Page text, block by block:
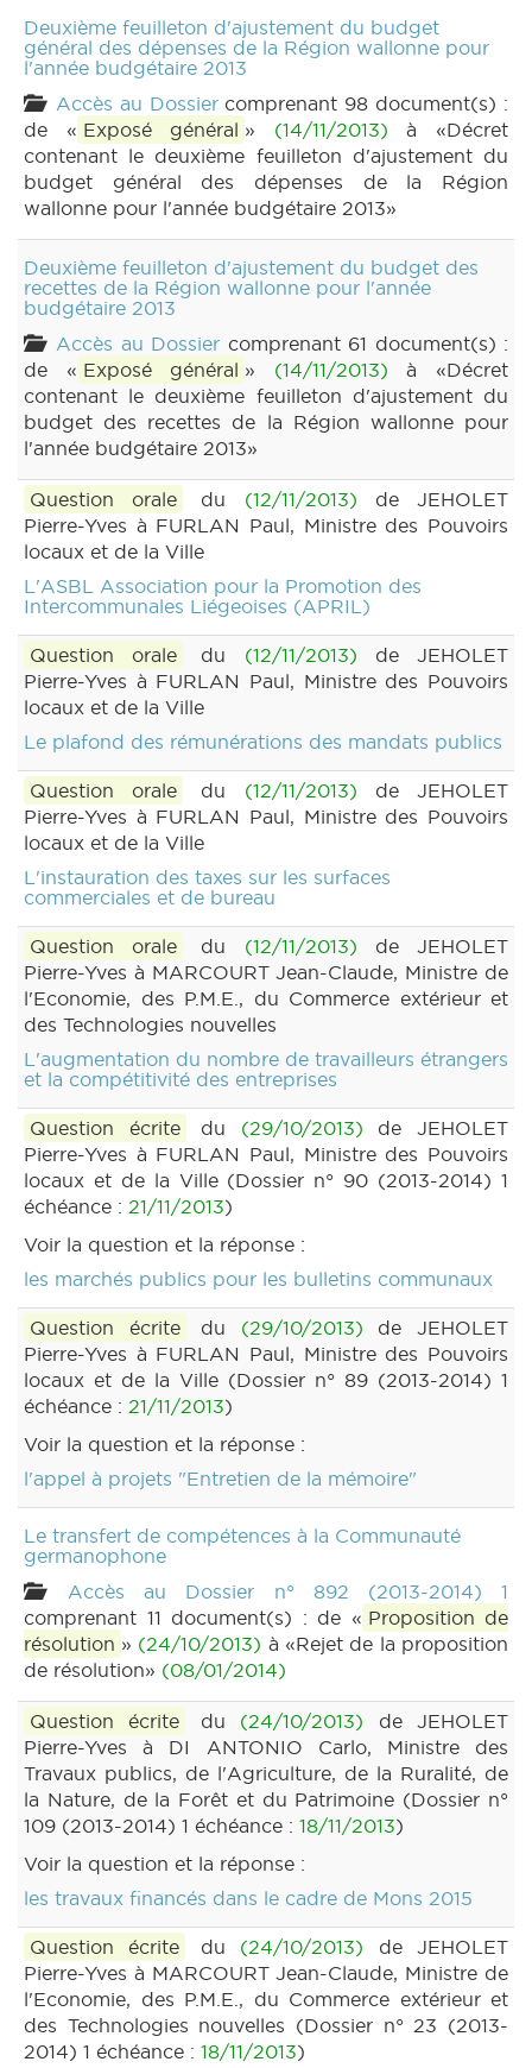
Deuxième feuilleton d'ajustement du budget
général des dépenses de la Région wallonne pour
l'année budgétaire 2013
Accès au Dossier comprenant 98 document(s) :
de « Exposé général » (14/11/2013) à «Décret
contenant le deuxième feuilleton d'ajustement du
budget général des dépenses de la Région
wallonne pour l'année budgétaire 2013»
Deuxième feuilleton d'ajustement du budget des
recettes de la Région wallonne pour l'année
budgétaire 2013
Accès au Dossier comprenant 61 document(s) :
de « Exposé général » (14/11/2013) à «Décret
contenant le deuxième feuilleton d'ajustement du
budget des recettes de la Région wallonne pour
l'année budgétaire 2013»
Question orale du (12/11/2013) de JEHOLET
Pierre-Yves à FURLAN Paul, Ministre des Pouvoirs
locaux et de la Ville
L'ASBL Association pour la Promotion des
Intercommunales Liégeoises (APRIL)
Question orale du (12/11/2013) de JEHOLET
Pierre-Yves à FURLAN Paul, Ministre des Pouvoirs
locaux et de la Ville
Le plafond des rémunérations des mandats publics
Question orale du (12/11/2013) de JEHOLET
Pierre-Yves à FURLAN Paul, Ministre des Pouvoirs
locaux et de la Ville
L'instauration des taxes sur les surfaces
commerciales et de bureau
Question orale du (12/11/2013) de JEHOLET
Pierre-Yves à MARCOURT Jean-Claude, Ministre de
l'Economie, des P.M.E., du Commerce extérieur et
des Technologies nouvelles
L'augmentation du nombre de travailleurs étrangers
et la compétitivité des entreprises
Question écrite du (29/10/2013) de JEHOLET
Pierre-Yves à FURLAN Paul, Ministre des Pouvoirs
locaux et de la Ville (Dossier n° 90 (2013-2014) 1
échéance : 21/11/2013)
Voir la question et la réponse :
les marchés publics pour les bulletins communaux
Question écrite du (29/10/2013) de JEHOLET
Pierre-Yves à FURLAN Paul, Ministre des Pouvoirs
locaux et de la Ville (Dossier n° 89 (2013-2014) 1
échéance : 21/11/2013)
Voir la question et la réponse :
l'appel à projets "Entretien de la mémoire"
Le transfert de compétences à la Communauté
germanophone
Accès au Dossier n° 892 (2013-2014) 1
comprenant 11 document(s) : de « Proposition de
résolution » (24/10/2013) à «Rejet de la proposition
de résolution» (08/01/2014)
Question écrite du (24/10/2013) de JEHOLET
Pierre-Yves à DI ANTONIO Carlo, Ministre des
Travaux publics, de l'Agriculture, de la Ruralité, de
la Nature, de la Forêt et du Patrimoine (Dossier n°
109 (2013-2014) 1 échéance : 18/11/2013)
Voir la question et la réponse :
les travaux financés dans le cadre de Mons 2015
Question écrite du (24/10/2013) de JEHOLET
Pierre-Yves à MARCOURT Jean-Claude, Ministre de
l'Economie, des P.M.E., du Commerce extérieur et
des Technologies nouvelles (Dossier n° 23 (2013-
2014) 1 échéance : 18/11/2013)